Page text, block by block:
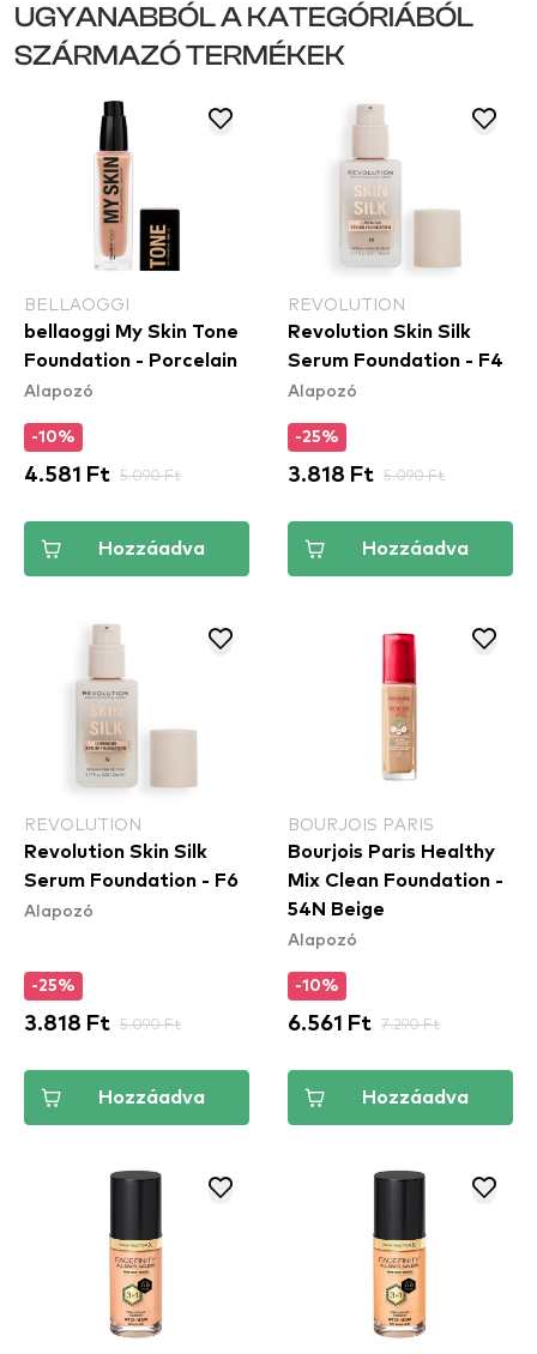
UGYANABBÓL A KATEGÓRIÁBÓL
SZÁRMAZÓ TERMÉKEK
BELLAOGGI
bellaoggi My Skin Tone
Foundation - Porcelain
Alapozó
-10%
4.581 Ft 5.090 Ft
Hozzáadva
REVOLUTION
Revolution Skin Silk
Serum Foundation - F4
Alapozó
-25%
3.818 Ft 5.090 Ft
Hozzáadva
REVOLUTION
Revolution Skin Silk
Serum Foundation - F6
Alapozó
-25%
3.818 Ft 5.090 Ft
Hozzáadva
BOURJOIS PARIS
Bourjois Paris Healthy
Mix Clean Foundation -
54N Beige
Alapozó
-10%
6.561 Ft 7.290 Ft
Hozzáadva